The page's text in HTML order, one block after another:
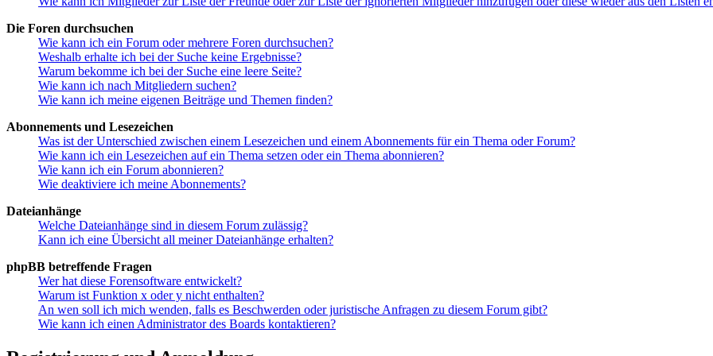
Die Foren durchsuchen
Wie kann ich ein Forum oder mehrere Foren durchsuchen?
Weshalb erhalte ich bei der Suche keine Ergebnisse?
Warum bekomme ich bei der Suche eine leere Seite?
Wie kann ich nach Mitgliedern suchen?
Wie kann ich meine eigenen Beiträge und Themen finden?
Abonnements und Lesezeichen
Was ist der Unterschied zwischen einem Lesezeichen und einem Abonnements für ein Thema oder Forum?
Wie kann ich ein Lesezeichen auf ein Thema setzen oder ein Thema abonnieren?
Wie kann ich ein Forum abonnieren?
Wie deaktiviere ich meine Abonnements?
Dateianhänge
Welche Dateianhänge sind in diesem Forum zulässig?
Kann ich eine Übersicht all meiner Dateianhänge erhalten?
phpBB betreffende Fragen
Wer hat diese Forensoftware entwickelt?
Warum ist Funktion x oder y nicht enthalten?
An wen soll ich mich wenden, falls es Beschwerden oder juristische Anfragen zu diesem Forum gibt?
Wie kann ich einen Administrator des Boards kontaktieren?